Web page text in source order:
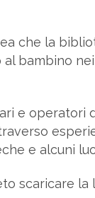
che la
bambino
e operatori
e alcuni
scaricare